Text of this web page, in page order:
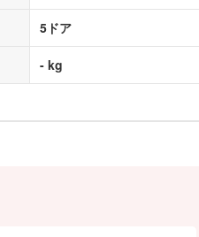
5ドア
- kg